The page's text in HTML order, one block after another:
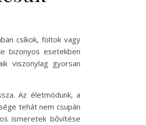
csíkok, foltok vagy
bizonyos esetekben
viszonylag gyorsan
Az életmódunk, a
tehát nem csupán
ismeretek bővítése